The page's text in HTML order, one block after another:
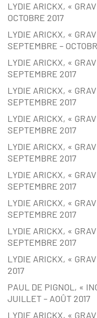
LYDIE ARICKX, «
OCTOBRE 2017
LYDIE ARICKX, «
SEPTEMBRE –
LYDIE ARICKX, «
SEPTEMBRE 2017
LYDIE ARICKX, «
SEPTEMBRE 2017
LYDIE ARICKX, «
SEPTEMBRE 2017
LYDIE ARICKX, «
SEPTEMBRE 2017
LYDIE ARICKX, «
SEPTEMBRE 2017
LYDIE ARICKX, «
SEPTEMBRE 2017
LYDIE ARICKX, «
SEPTEMBRE 2017
LYDIE ARICKX, «
2017
PAUL DE PIGNOL, «
JUILLET – AOÛT 2017
LYDIE ARICKX, «